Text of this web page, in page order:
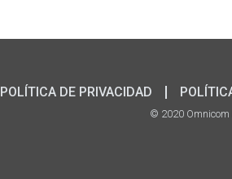
POLÍTICA DE PRIVACIDAD
© 2020 Omnicom